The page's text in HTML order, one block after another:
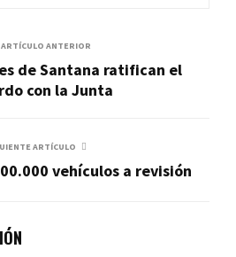
ARTÍCULO ANTERIOR
de Santana ratifican el
con la Junta
ARTÍCULO
vehículos a revisión